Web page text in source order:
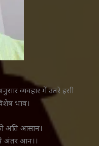
व्यवहार में उतरे इसी
भाव।
अति आसान।
अंतर आन।।